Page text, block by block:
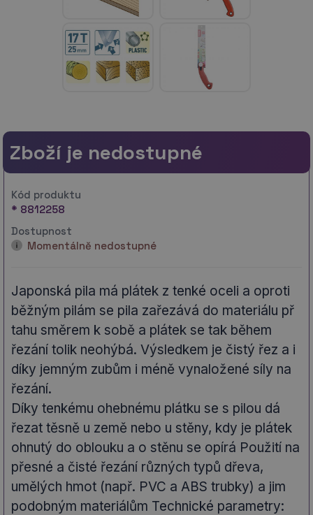
Zboží je nedostupné
Kód produktu
* 8812258
Dostupnost
Momentálně nedostupné
Japonská pila má plátek z tenké oceli a oproti
běžným pilám se pila zařezává do materiálu př
tahu směrem k sobě a plátek se tak během
řezání tolik neohýbá. Výsledkem je čistý řez a i
díky jemným zubům i méně vynaložené síly na
řezání.
Díky tenkému ohebnému plátku se s pilou dá
řezat těsně u země nebo u stěny, kdy je plátek
ohnutý do oblouku a o stěnu se opírá Použití na
přesné a čisté řezání různých typů dřeva,
umělých hmot (např. PVC a ABS trubky) a jim
podobným materiálům Technické parametry: